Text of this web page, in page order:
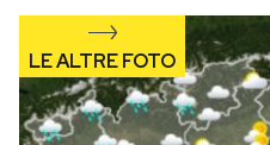
Regala il Post
Hai bisogno di aiuto?
Esci